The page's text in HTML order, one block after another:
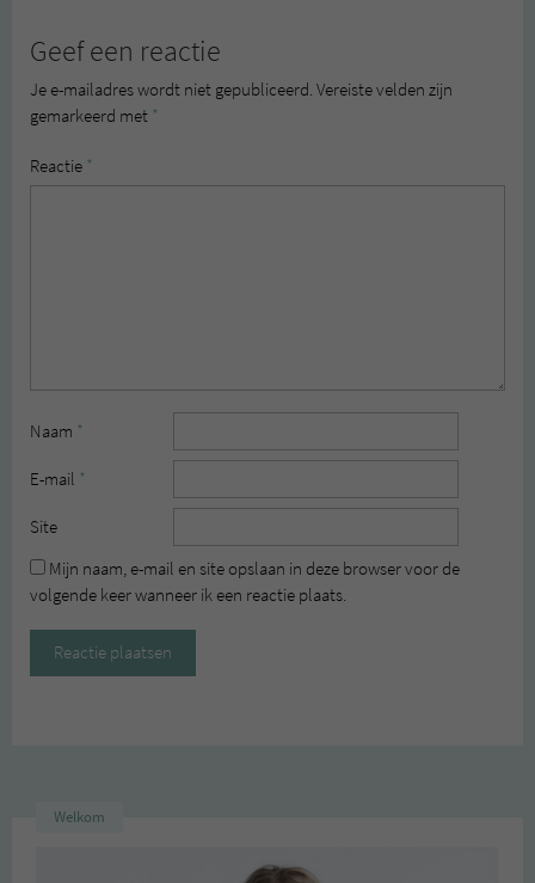
Geef een reactie
Je e-mailadres wordt niet gepubliceerd. Vereiste velden zijn
gemarkeerd met *
Reactie *
Naam *
E-mail *
Site
Mijn naam, e-mail en site opslaan in deze browser voor de
volgende keer wanneer ik een reactie plaats.
Welkom